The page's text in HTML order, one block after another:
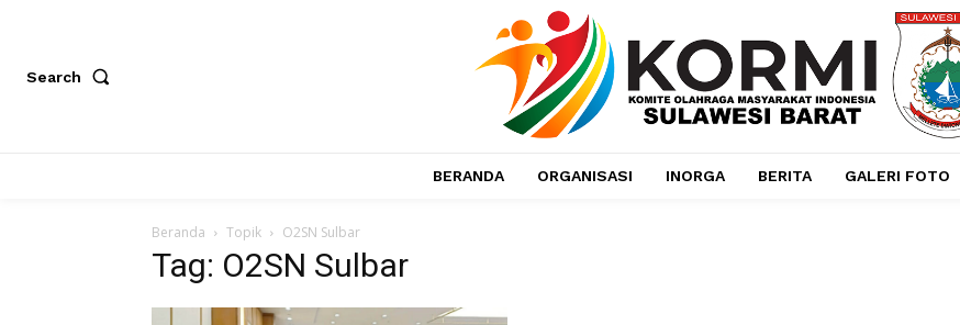
Search
BERANDA ORGANISASI INORGA BERITA GALERI FOTO
Beranda Topik O2SN Sulbar
Tag: O2SN Sulbar